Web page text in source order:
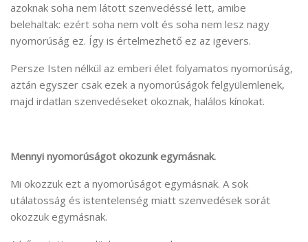
azoknak soha nem látott szenvedéssé lett, amibe
belehaltak: ezért soha nem volt és soha nem lesz nagy
nyomorúság ez. Így is értelmezhető ez az igevers.
Persze Isten nélkül az emberi élet folyamatos nyomorúság,
aztán egyszer csak ezek a nyomorúságok felgyülemlenek,
majd irdatlan szenvedéseket okoznak, halálos kínokat.
Mennyi nyomorúságot okozunk egymásnak.
Mi okozzuk ezt a nyomorúságot egymásnak. A sok
utálatosság és istentelenség miatt szenvedések sorát
okozzuk egymásnak.